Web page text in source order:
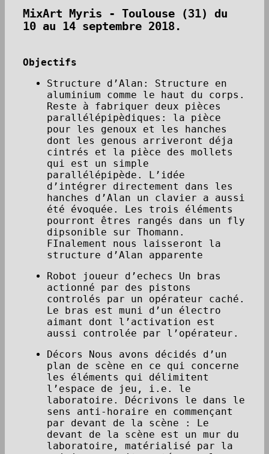
MixArt Myris - Toulouse (31) du
10 au 14 septembre 2018.
Objectifs
Structure d’Alan: Structure en
aluminium comme le haut du corps.
Reste à fabriquer deux pièces
parallélépipèdiques: la pièce
pour les genoux et les hanches
dont les genous arriveront déja
cintrés et la pièce des mollets
qui est un simple
parallélépipède. L’idée
d’intégrer directement dans les
hanches d’Alan un clavier a aussi
été évoquée. Les trois éléments
pourront êtres rangés dans un fly
dipsonible sur Thomann.
FInalement nous laisseront la
structure d’Alan apparente
Robot joueur d’echecs Un bras
actionné par des pistons
controlés par un opérateur caché.
Le bras est muni d’un électro
aimant dont l’activation est
aussi controlée par l’opérateur.
Décors Nous avons décidés d’un
plan de scène en ce qui concerne
les éléments qui délimitent
l’espace de jeu, i.e. le
laboratoire. Décrivons le dans le
sens anti-horaire en commençant
par devant de la scène : Le
devant de la scène est un mur du
laboratoire, matérialisé par la